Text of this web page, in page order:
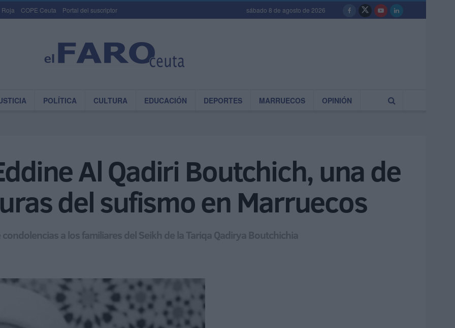
Roja COPE Ceuta Portal del suscriptor sábado 8 de agosto de 2026
POLÍTICA CULTURA EDUCACIÓN DEPORTES MARRUECOS OPINIÓN
Al Qadiri Boutchich, una de
del sufismo en Marruecos
a los familiares del Seikh de la Tariqa Qadirya Boutchichia